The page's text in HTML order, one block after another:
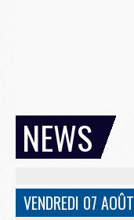
NEWS
VENDREDI 07 AOÛT